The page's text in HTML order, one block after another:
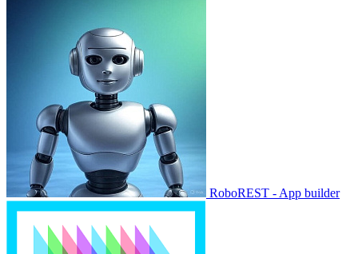
RoboREST - App builder